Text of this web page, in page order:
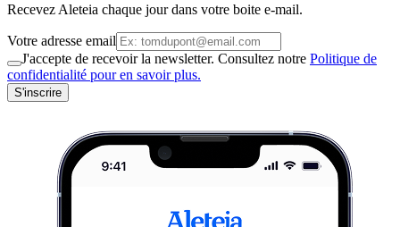
Recevez Aleteia chaque jour dans votre boite e-mail.
Votre adresse email
J'accepte de recevoir la newsletter. Consultez notre Politique de
confidentialité pour en savoir plus.
S'inscrire